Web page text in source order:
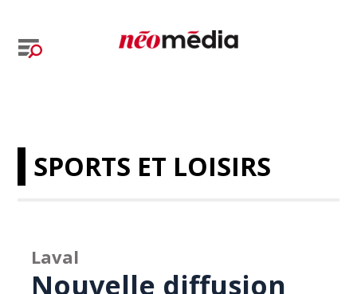
SPORTS ET LOISIRS
Laval
Nouvelle diffusion